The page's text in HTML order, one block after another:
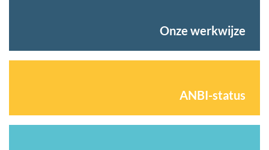
Onze werkwijze
ANBI-status